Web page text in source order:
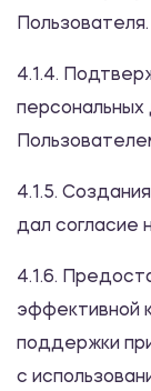
Пользователя.
4.1.4.
4.1.5.
дал согласие
4.1.6.
эффективной
поддержки
с